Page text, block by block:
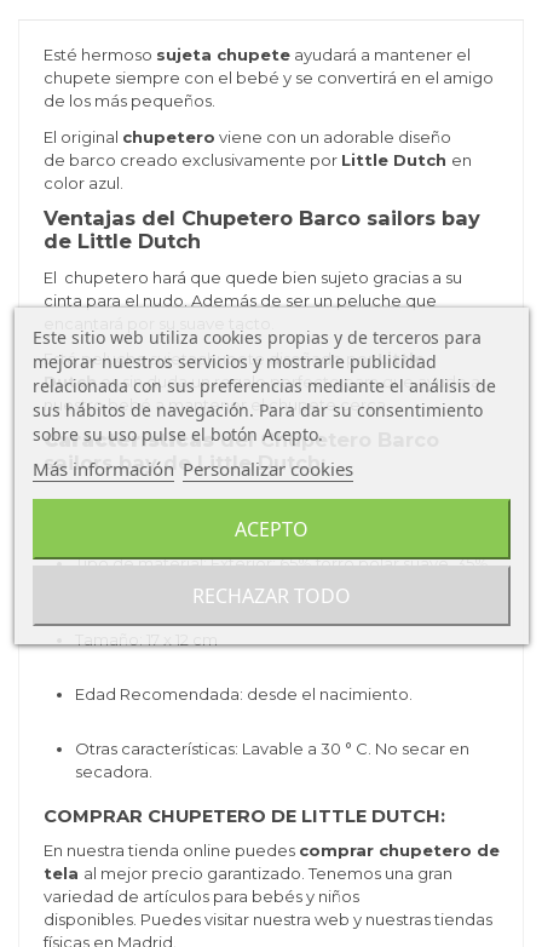
Esté hermoso sujeta chupeteayudará a mantener el
chupete siempre con el bebé y se convertirá en el amigo
de los más pequeños.
El original chupetero viene con un adorable diseño
de barco creado exclusivamente por Little Dutch en
color azul.
Ventajas del Chupetero Barco sailors bay
de Little Dutch
El chupetero hará que quede bien sujeto gracias a su
cinta para el nudo. Además de ser un peluche que
Esté peluche sujetachupete diseñado porLittle
Dutches sin duda un regalo perfecto para que ayude a
nuestro bebé a mantener el chupete cerca.
Característicasdel Chupetero Barco
sailors bay de Little Dutch:
Tipo de material: Exterior: 65% forro polar suave, 35%
algodón. Interior: 100% forro polar suave.
Tamaño:17 x 12 cm
Edad Recomendada: desde el nacimiento.
Otras características: Lavable a 30 ° C. No secar en
secadora.
COMPRAR CHUPETERO DE LITTLE DUTCH:
En nuestra tienda online puedes comprar chupetero de
tela al mejor precio garantizado. Tenemos una gran
variedad de artículos para bebés y niños
disponibles. Puedes visitar nuestra web y nuestras tiendas
físicas en Madrid.
Este sitio web utiliza cookies propias y de terceros para
mejorar nuestros servicios y mostrarle publicidad
relacionada con sus preferencias mediante el análisis de
sus hábitos de navegación. Para dar su consentimiento
sobre su uso pulse el botón Acepto.
Más información Personalizar cookies
RECHAZAR TODO
ACEPTO